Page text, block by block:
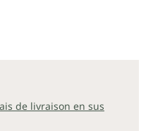
de livraison en sus